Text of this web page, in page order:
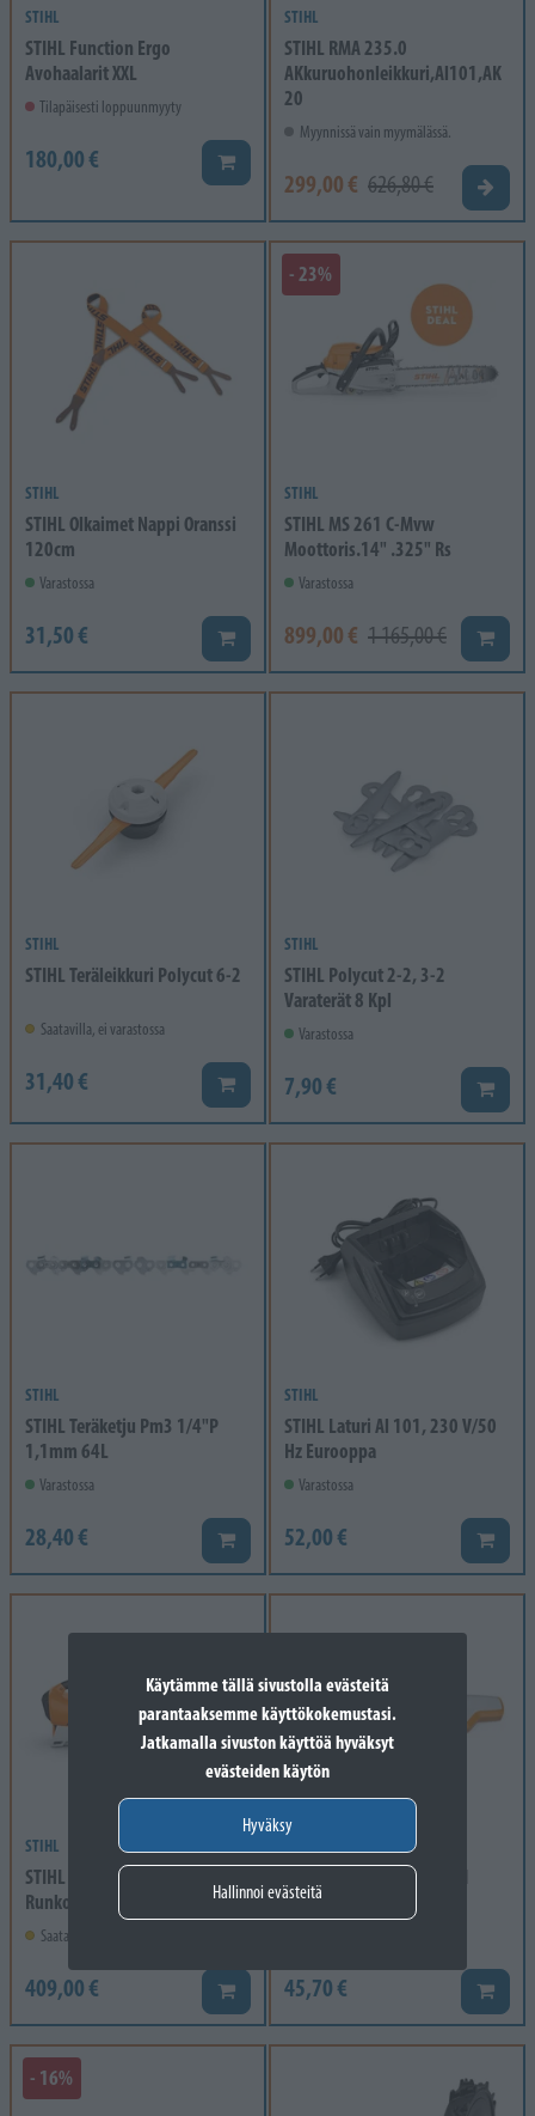
Käytämme tällä sivustolla evästeitä
parantaaksemme käyttökokemustasi.
Jatkamalla sivuston käyttöä hyväksyt
evästeiden käytön
Hyväksy
Hallinnoi evästeitä
STIHL
STIHL Function Ergo
Avohaalarit XXL
Tilapäisesti loppuunmyyty
180,00 € Lisää koriin
STIHL
STIHL RMA 235.0
AKkuruohonleikkuri,Al101,AK
20
Myynnissä vain myymälässä.
299,00 € 626,80 €
STIHL
STIHL Olkaimet Nappi Oranssi
120cm
Varastossa
31,50 € Lisää koriin
- 23%
STIHL
STIHL MS 261 C-Mvw
Moottoris.14" .325" Rs
Varastossa
899,00 € 1 165,00 € Lisää
STIHL
STIHL Teräleikkuri Polycut 6-2
Saatavilla, ei varastossa
31,40 € Lisää koriin
STIHL
STIHL Polycut 2-2, 3-2
Varaterät 8 Kpl
Varastossa
7,90 € Lisää
STIHL
STIHL Teräketju Pm3 1/4"P
1,1mm 64L
Varastossa
28,40 € Lisää koriin
STIHL
STIHL Laturi Al 101, 230 V/50
Hz Eurooppa
Varastossa
52,00 € Lisää
STIHL
STIHL BGA 250 Lehtipuhallin
Runko ei akkua/laturia
Saatavilla, ei varastossa
409,00 € Lisää koriin
STIHL Viilanpidike (2-In-1
viilanpidikkeelle) 3...
45,70 € Lisää
- 16%